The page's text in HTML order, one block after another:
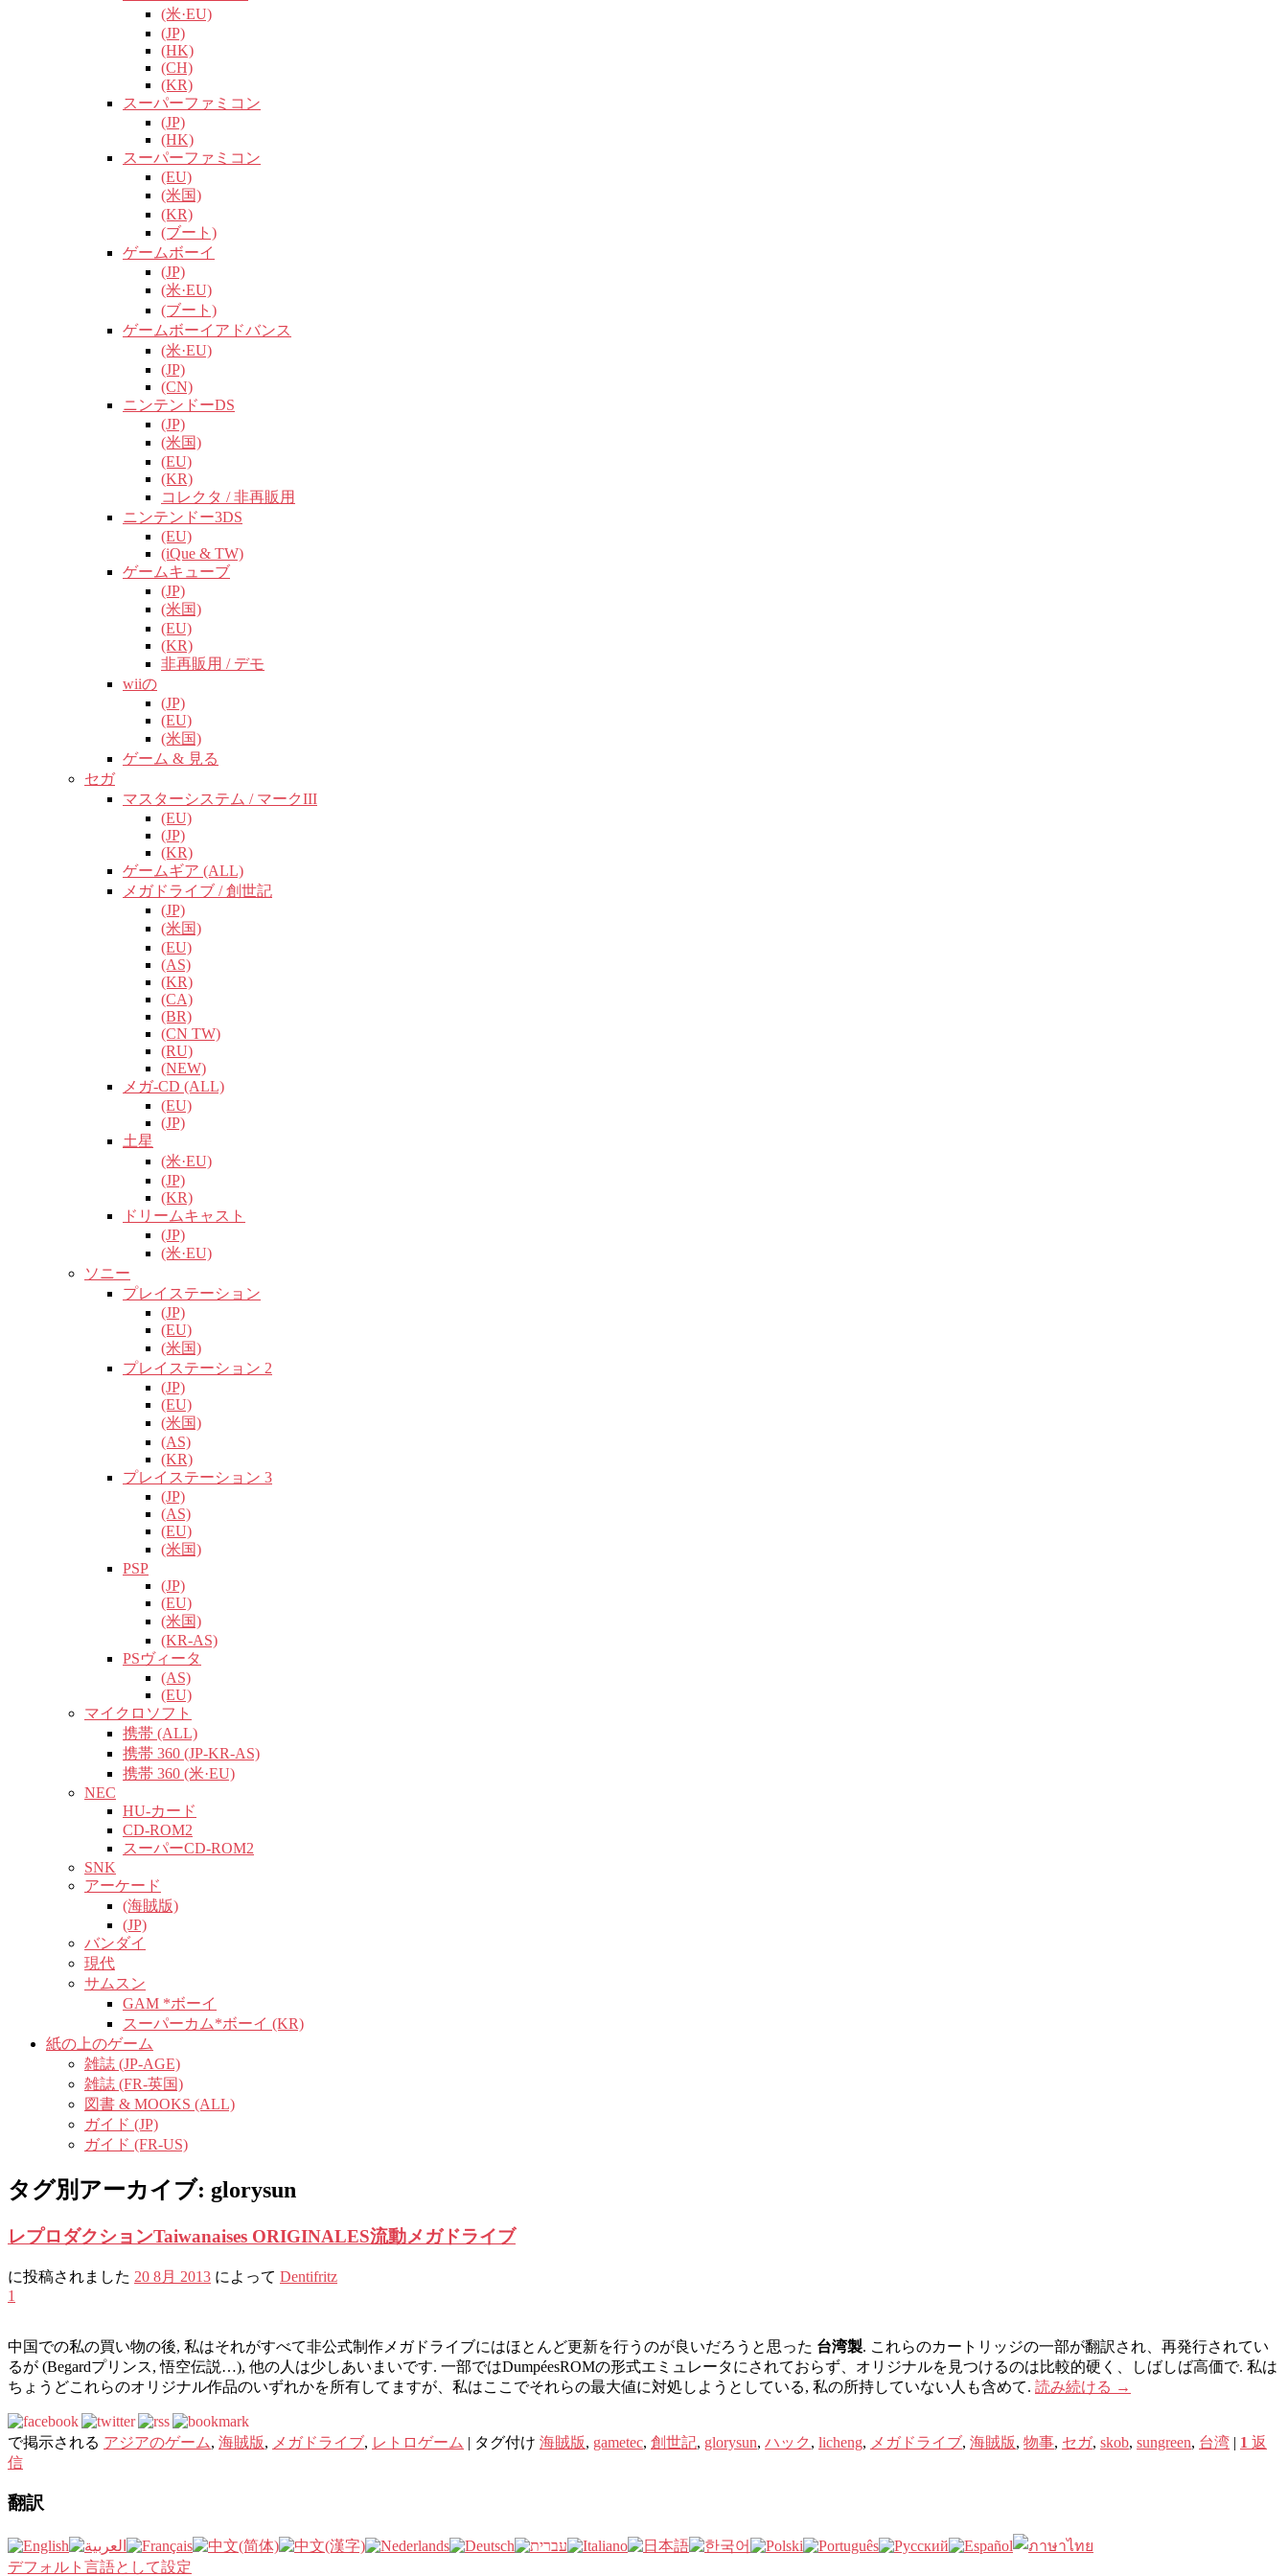
(米·EU)
(JP)
(HK)
(CH)
(KR)
スーパーファミコン
(JP)
(HK)
スーパーファミコン
(EU)
(米国)
(KR)
(ブート)
ゲームボーイ
(JP)
(米·EU)
(ブート)
ゲームボーイアドバンス
(米·EU)
(JP)
(CN)
ニンテンドーDS
(JP)
(米国)
(EU)
(KR)
コレクタ / 非再販用
ニンテンドー3DS
(EU)
(iQue & TW)
ゲームキューブ
(JP)
(米国)
(EU)
(KR)
非再販用 / デモ
wiiの
(JP)
(EU)
(米国)
ゲーム & 見る
セガ
マスターシステム / マークIII
(EU)
(JP)
(KR)
ゲームギア (ALL)
メガドライブ / 創世記
(JP)
(米国)
(EU)
(AS)
(KR)
(CA)
(BR)
(CN TW)
(RU)
(NEW)
メガ-CD (ALL)
(EU)
(JP)
土星
(米·EU)
(JP)
(KR)
ドリームキャスト
(JP)
(米·EU)
ソニー
プレイステーション
(JP)
(EU)
(米国)
プレイステーション 2
(JP)
(EU)
(米国)
(AS)
(KR)
プレイステーション 3
(JP)
(AS)
(EU)
(米国)
PSP
(JP)
(EU)
(米国)
(KR-AS)
PSヴィータ
(AS)
(EU)
マイクロソフト
携帯 (ALL)
携帯 360 (JP-KR-AS)
携帯 360 (米·EU)
NEC
HU-カード
CD-ROM2
スーパーCD-ROM2
SNK
アーケード
(海賊版)
(JP)
バンダイ
現代
サムスン
GAM *ボーイ
スーパーカム*ボーイ (KR)
紙の上のゲーム
雑誌 (JP-AGE)
雑誌 (FR-英国)
図書 & MOOKS (ALL)
ガイド (JP)
ガイド (FR-US)
タグ別アーカイブ: glorysun
レプロダクションTaiwanaises ORIGINALES流動メガドライブ
に投稿されました 20 8月 2013 によって Dentifritz
1
中国での私の買い物の後, 私はそれがすべて非公式制作メガドライブにはほとんど更新を行うのが良いだろうと思った 台湾製. これらのカートリッジの一部が翻訳され、再発行されてい
るが (Begardプリンス, 悟空伝説…), 他の人は少しあいまいです. 一部ではDumpéesROMの形式エミュレータにされておらず、オリジナルを見つけるのは比較的硬く、しばしば高価で. 私は
ちょうどこれらのオリジナル作品のいずれかを所有してますが、私はここでそれらの最大値に対処しようとしている, 私の所持していない人も含めて. 読み続ける →
で掲示される アジアのゲーム, 海賊版, メガドライブ, レトロゲーム | タグ付け 海賊版, gametec, 創世記, glorysun, ハック , licheng, メガドライブ, 海賊版, 物事, セガ, skob, sungreen, 台湾 | 1 返
信
翻訳
デフォルト言語として設定